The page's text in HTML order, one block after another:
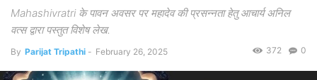
Mahashivratri के पावन अवसर पर महादेव की प्रसन्नता हेतु आचार्य अनिल
वत्स द्वारा पस्तुत विशेष लेख.
By Parijat Tripathi - February 26, 2025 0
372